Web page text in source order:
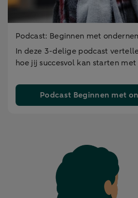
Podcast: Beginnen met
In deze 3-delige podcast
hoe jij succesvol kan starten
Podcast Beginnen met